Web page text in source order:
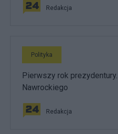
Redakcja
Polityka
Pierwszy rok
Nawrockiego
Redakcja